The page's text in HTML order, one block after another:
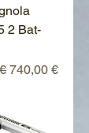
2 Bat-
Prix
740,00 €